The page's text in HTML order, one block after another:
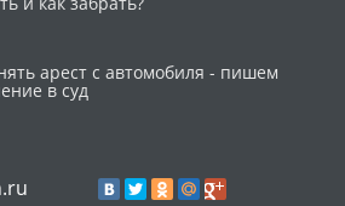
арест с автомобиля - пишем
в суд